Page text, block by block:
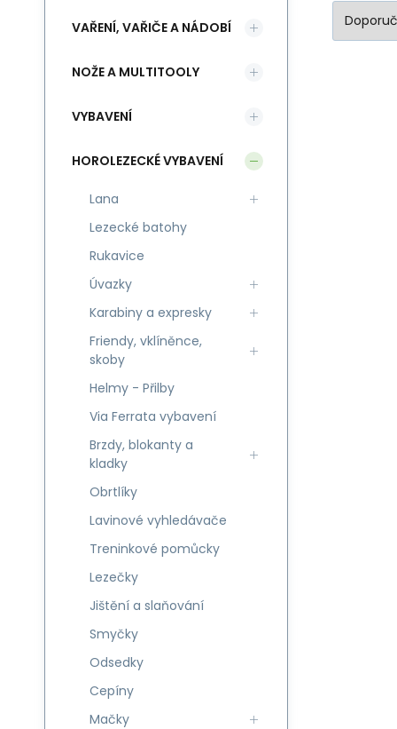
VAŘENÍ, VAŘIČE A NÁDOBÍ
NOŽE A MULTITOOLY
VYBAVENÍ
HOROLEZECKÉ VYBAVENÍ
Lana
Lezecké batohy
Rukavice
Úvazky
Karabiny a expresky
Friendy, vklíněnce,
skoby
Helmy - Přilby
Via Ferrata vybavení
Brzdy, blokanty a
kladky
Obrtlíky
Lavinové vyhledávače
Treninkové pomůcky
Lezečky
Jištění a slaňování
Smyčky
Odsedky
Cepíny
Mačky